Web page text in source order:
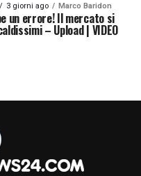
3 giorni ago Marco Baridon
un errore! Il mercato si
– Upload | VIDEO